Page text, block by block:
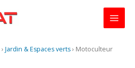
› Jardin & Espaces verts› Motoculteur